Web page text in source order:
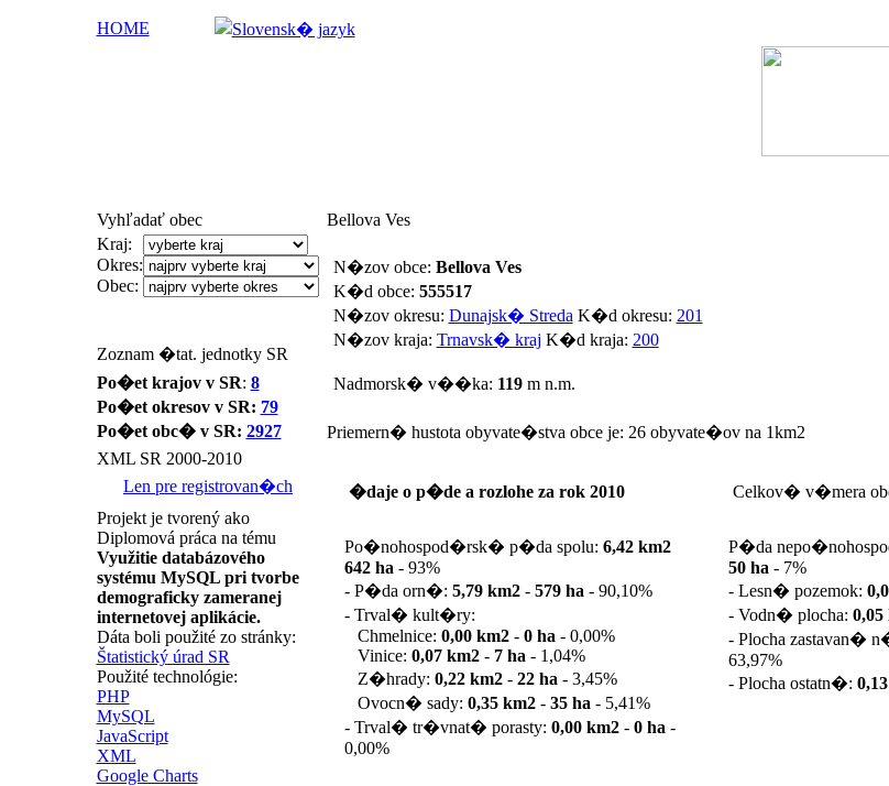
HOME
Vyhľadať obec
Kraj:
Okres:
Obec:
Zoznam �tat. jednotky SR
Po�et krajov v SR: 8
Po�et okresov v SR: 79
Po�et obc� v SR: 2927
XML SR 2000-2010
Len pre registrovan�ch
Projekt je tvorený ako
Diplomová práca na tému
Využitie databázového
systému MySQL pri tvorbe
demograficky zameranej
internetovej aplikácie.
Dáta boli použité zo stránky:
Štatistický úrad SR
Použité technológie:
PHP
MySQL
JavaScript
XML
Google Charts
Bellova Ves
N�zov obce: Bellova Ves
K�d obce: 555517
N�zov okresu: Dunajsk� Streda K�d okresu: 201
N�zov kraja: Trnavsk� kraj K�d kraja: 200
Nadmorsk� v��ka: 119m n.m.
Priemern� hustota obyvate�stva obce je: 26obyvate�ov na 1km2
�daje o p�de a rozlohe za rok 2010 Celkov� v�mera
Po�nohospod�rsk� p�da spolu: 6,42 km2
642 ha - 93%
- P�da orn�: 5,79 km2- 579 ha - 90,10%
- Trval� kult�ry:
Chmelnice: 0,00 km2 - 0 ha - 0,00%
Vinice: 0,07 km2 - 7 ha - 1,04%
Z�hrady: 0,22 km2 - 22 ha - 3,45%
Ovocn� sady: 0,35 km2 - 35 ha - 5,41%
- Trval� tr�vnat� porasty: 0,00 km2 - 0 ha -
0,00%
P�da
50 ha - 7%
- Lesn� pozemok:
- Vodn� plocha: 0,05
- Plocha zastavan�
63,97%
- Plocha ostatn�: